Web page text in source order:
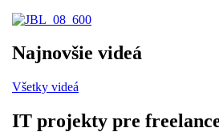
Najnovšie videá
Všetky videá
IT projekty pre